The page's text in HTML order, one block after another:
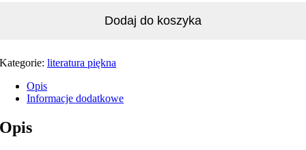
Dodaj do koszyka
Kategorie:literatura piękna
Opis
Informacje dodatkowe
Opis